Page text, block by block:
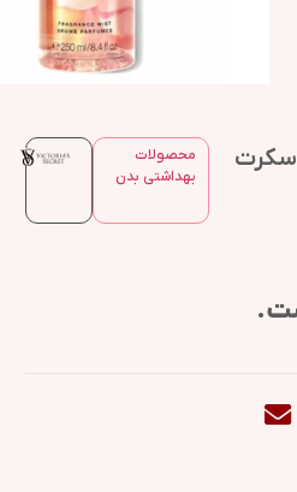
سکرت
محصولات
بهداشتی بدن